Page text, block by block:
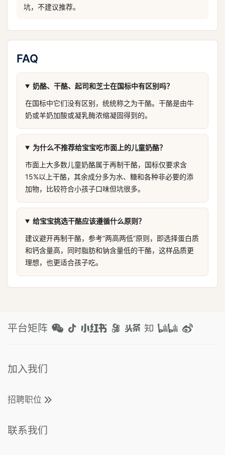
坑，不建议推荐。
FAQ
奶酪、干酪、起司和芝士在国标中有区别吗？
在国标中它们没有区别，统统称之为干酪。干酪是由牛
奶或羊奶加酸或凝乳酶浓缩凝固得到的。
为什么不推荐给宝宝吃市面上的儿童奶酪？
市面上大多数儿童奶酪属于再制干酪，国标仅要求含
15%以上干酪，其余成分多为水、糖和各种非必要的添
加物，比较符合小孩子口味但坑很多。
给宝宝挑选干酪应该遵循什么原则？
建议避开再制干酪，参考“两高两低”原则，即选择蛋白质
和钙含量高，同时脂肪和钠含量低的干酪，这样品质更
理想，也更适合孩子吃。
平台矩阵
加入我们
招聘职位
联系我们